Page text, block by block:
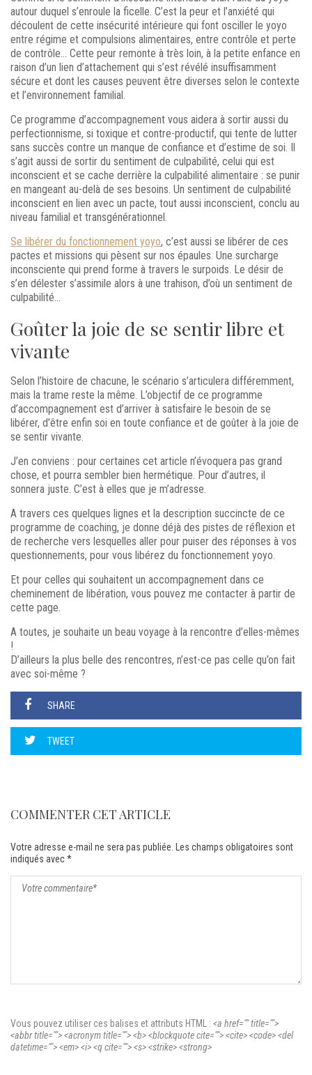
autour duquel s’enroule la ficelle. C’est la peur et l’anxiété qui
découlent de cette insécurité intérieure qui font osciller le yoyo
entre régime et compulsions alimentaires, entre contrôle et perte
de contrôle… Cette peur remonte à très loin, à la petite enfance en
raison d’un lien d’attachement qui s’est révélé insuffisamment
sécure et dont les causes peuvent être diverses selon le contexte
et l’environnement familial.
Ce programme d’accompagnement vous aidera à sortir aussi du
perfectionnisme, si toxique et contre-productif, qui tente de lutter
sans succès contre un manque de confiance et d’estime de soi. Il
s’agit aussi de sortir du sentiment de culpabilité, celui qui est
inconscient et se cache derrière la culpabilité alimentaire : se punir
en mangeant au-delà de ses besoins. Un sentiment de culpabilité
inconscient en lien avec un pacte, tout aussi inconscient, conclu au
niveau familial et transgénérationnel.
Se libérer du fonctionnement yoyo, c’est aussi se libérer de ces
pactes et missions qui pèsent sur nos épaules. Une surcharge
inconsciente qui prend forme à travers le surpoids. Le désir de
s’en délester s’assimile alors à une trahison, d’où un sentiment de
culpabilité…
Goûter la joie de se sentir libre et
vivante
Selon l’histoire de chacune, le scénario s’articulera différemment,
mais la trame reste la même. L’objectif de ce programme
d’accompagnement est d’arriver à satisfaire le besoin de se
libérer, d’être enfin soi en toute confiance et de goûter à la joie de
se sentir vivante.
J’en conviens : pour certaines cet article n’évoquera pas grand
chose, et pourra sembler bien hermétique. Pour d’autres, il
sonnera juste. C’est à elles que je m’adresse.
A travers ces quelques lignes et la description succincte de ce
programme de coaching, je donne déjà des pistes de réflexion et
de recherche vers lesquelles aller pour puiser des réponses à vos
questionnements, pour vous libérez du fonctionnement yoyo.
Et pour celles qui souhaitent un accompagnement dans ce
cheminement de libération, vous pouvez me contacter à partir de
cette page.
A toutes, je souhaite un beau voyage à la rencontre d’elles-mêmes
!
D’ailleurs la plus belle des rencontres, n’est-ce pas celle qu’on fait
avec soi-même ?
SHARE
TWEET
COMMENTER CET ARTICLE
Votre adresse e-mail ne sera pas publiée.
Les champs obligatoires sont
indiqués avec*
Vous pouvez utiliser ces balises et attributs HTML : <a href="" title="">
<abbr title=""> <acronym title=""> <b> <blockquote cite=""> <cite> <code> <del
datetime=""> <em> <i> <q cite=""> <s> <strike> <strong>